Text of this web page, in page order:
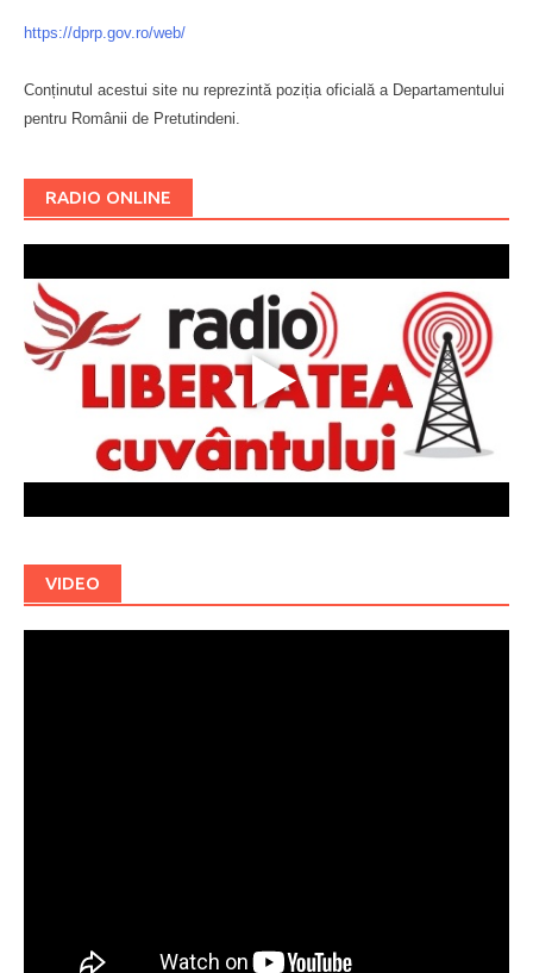
https://dprp.gov.ro/web/
Conținutul acestui site nu reprezintă poziția oficială a Departamentului
pentru Românii de Pretutindeni.
RADIO ONLINE
VIDEO